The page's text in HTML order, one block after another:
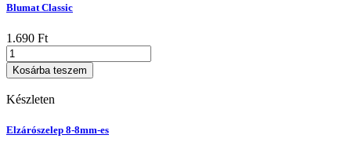
Blumat Classic
1.690 Ft
Blumat
Classic
mennyiség
Kosárba teszem
Készleten
Elzárószelep 8-8mm-es